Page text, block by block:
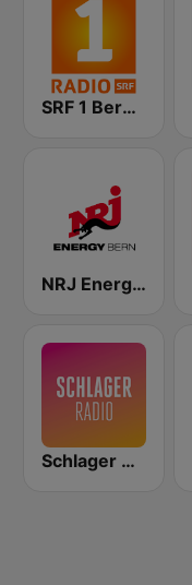
SRF 1 Bern Freibourg Wallis
NRJ Energy Bern
Schlager Radio